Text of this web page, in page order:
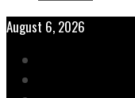
August 6, 2026